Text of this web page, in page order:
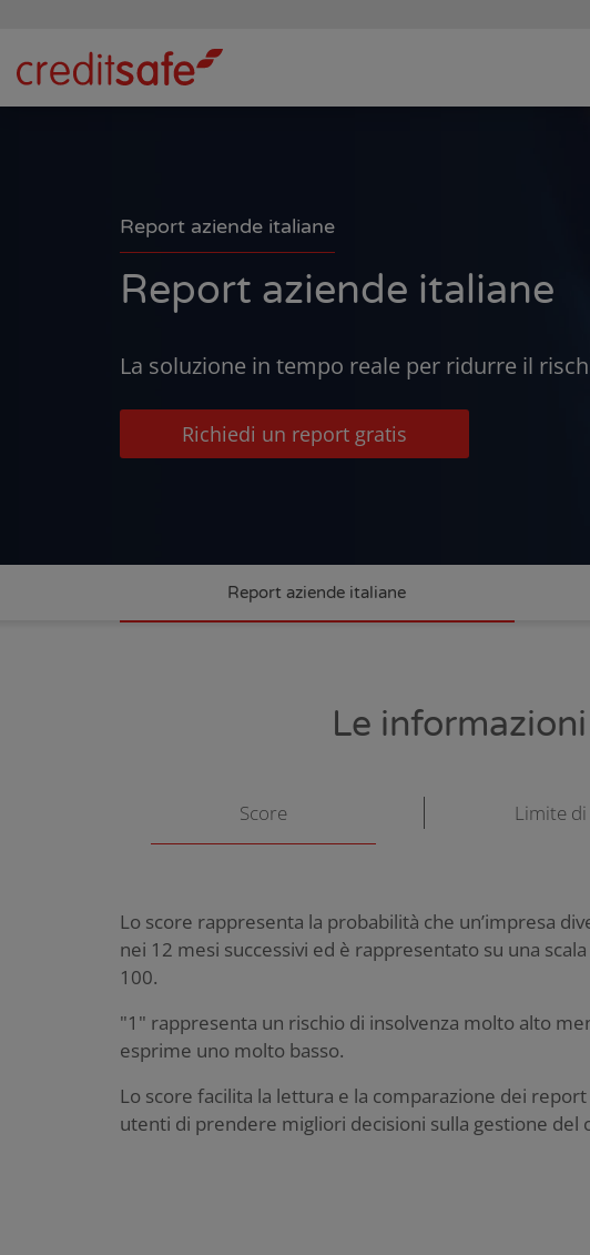
Report aziende italiane
Report aziende italiane
La soluzione in tempo reale per ridurre il
Richiedi un report gratis
Report aziende italiane
Le
Score Limite
Lo score rappresenta la probabilità che un’impresa
nei 12 mesi successivi ed è rappresentato su una scala
100.
"1" rappresenta un rischio di insolvenza molto alto
esprime uno molto basso.
Lo score facilita la lettura e la comparazione dei
utenti di prendere migliori decisioni sulla gestione del